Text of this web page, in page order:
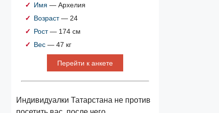
Имя — Архелия
Возраст— 24
Рост— 174 см
Вес — 47 кг
Перейти к анкете
Индивидуалки Татарстана не против